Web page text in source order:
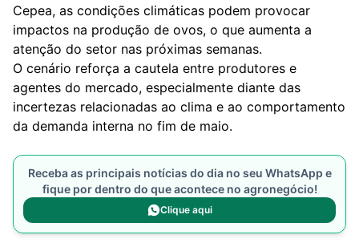
Cepea, as condições climáticas podem provocar
impactos na produção de ovos, o que aumenta a
atenção do setor nas próximas semanas.
O cenário reforça a cautela entre produtores e
agentes do mercado, especialmente diante das
incertezas relacionadas ao clima e ao comportamento
da demanda interna no fim de maio.
Receba as principais notícias do dia no seu WhatsApp e
fique por dentro do que acontece no agronegócio!
Clique aqui